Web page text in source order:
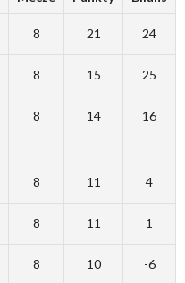
8 21 24
8 15 25
8 14 16
8 11 4
8 11 1
8 10 -6